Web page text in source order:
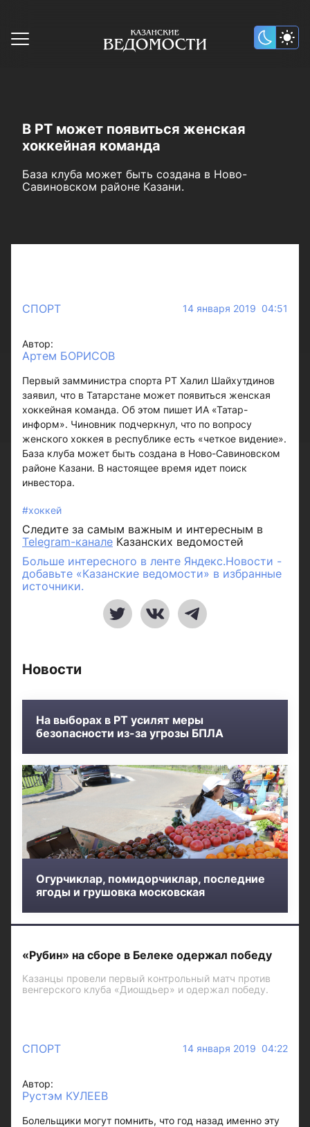
В РТ может появиться женская
хоккейная команда
База клуба может быть создана в Ново-
Савиновском районе Казани.
СПОРТ 14 января 2019 04:51
Автор:
Артем БОРИСОВ
Первый замминистра спорта РТ Халил Шайхутдинов
заявил, что в Татарстане может появиться женская
хоккейная команда. Об этом пишет ИА «Татар-
информ». Чиновник подчеркнул, что по вопросу
женского хоккея в республике есть «четкое видение».
База клуба может быть создана в Ново-Савиновском
районе Казани. В настоящее время идет поиск
инвестора.
#хоккей
Следите за самым важным и интересным в
Telegram-канале Казанских ведомостей
Больше интересного в ленте Яндекс.Новости -
добавьте «Казанские ведомости» в избранные
источники.
Новости
На выборах в РТ усилят меры
безопасности из-за угрозы БПЛА
Огурчиклар, помидорчиклар, последние
ягоды и грушовка московская
«Рубин» на сборе в Белеке одержал победу
Казанцы провели первый контрольный матч против
венгерского клуба «Диошдьер» и одержал победу.
СПОРТ 14 января 2019 04:22
Автор:
Рустэм КУЛЕЕВ
Болельщики могут помнить, что год назад именно эту